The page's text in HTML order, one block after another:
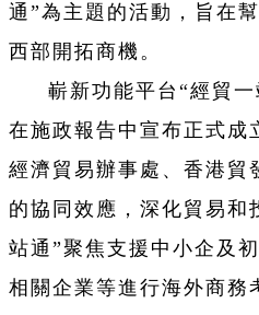
通”為主題的活動，旨在
西部開拓商機。
嶄新功能平台“經貿
在施政報告中宣布正式成
經濟貿易辦事處、香港貿
的協同效應，深化貿易和
站通”聚焦支援中小企及
相關企業等進行海外商務